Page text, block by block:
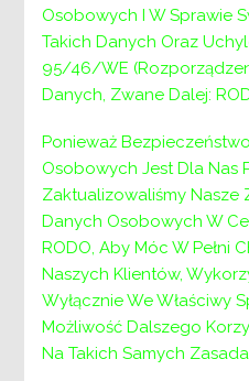
Osobowych I W Sprawie
Takich Danych Oraz
95/46/WE
Danych, Zwane Dalej:
Ponieważ
Osobowych Jest Dla Nas
Zaktualizowaliśmy Nasze
Danych Osobowych W
RODO, Aby Móc W Pełni
Naszych Klientów,
Wyłącznie We Właściwy
Możliwość Dalszego
Na Takich Samych
V-NAB-1102-
Powiatowe Centrum
32-020 Wieliczka